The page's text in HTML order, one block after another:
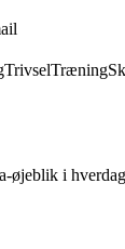
TrivselTræning
øjeblik i